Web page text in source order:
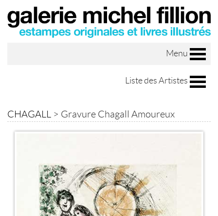
Menu
Liste des Artistes
CHAGALL > Gravure Chagall Amoureux